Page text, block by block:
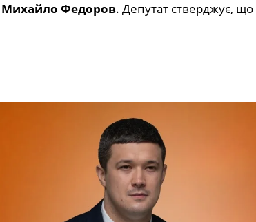
Михайло Федоров. Депутат стверджує, що